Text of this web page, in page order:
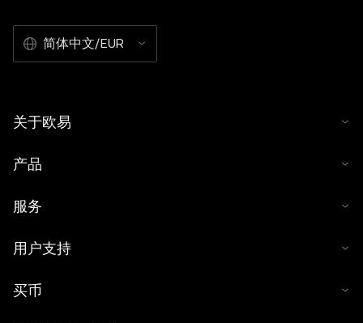
简体中文/EUR
关于欧易
产品
服务
用户支持
买币